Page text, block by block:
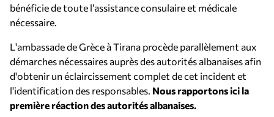
bénéficie de toute l’assistance consulaire et médicale
nécessaire.
L'ambassade de Grèce à Tirana procède parallèlement aux
démarches nécessaires auprès des autorités albanaises afin
d'obtenir un éclaircissement complet de cet incident et
l'identification des responsables. Nous rapportons ici la
première réaction des autorités albanaises.